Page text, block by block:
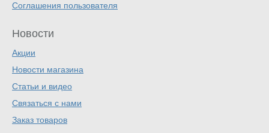
Соглашения пользователя
Новости
Акции
Новости магазина
Статьи и видео
Связаться с нами
Заказ товаров